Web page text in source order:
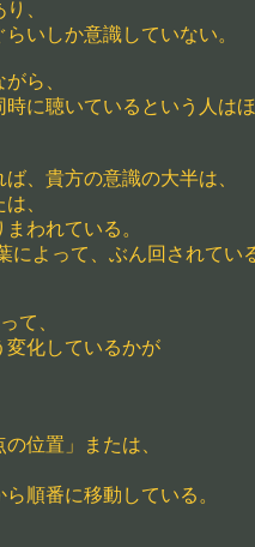
、
いしか意識していない。
ら、
に聴いているという人はほ
、貴方の意識の大半は、
、
われている。
によって、ぶん回されてい
て、
変化しているかが
位置」または、
順番に移動している。